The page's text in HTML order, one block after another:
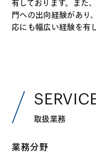
有しております。また
門への出向経験があり
応にも幅広い経験を有
取扱業務
業務分野